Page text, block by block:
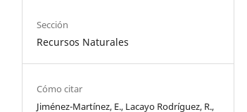
Sección
Recursos Naturales
Cómo citar
Jiménez-Martínez, E., Lacayo Rodríguez, R.,